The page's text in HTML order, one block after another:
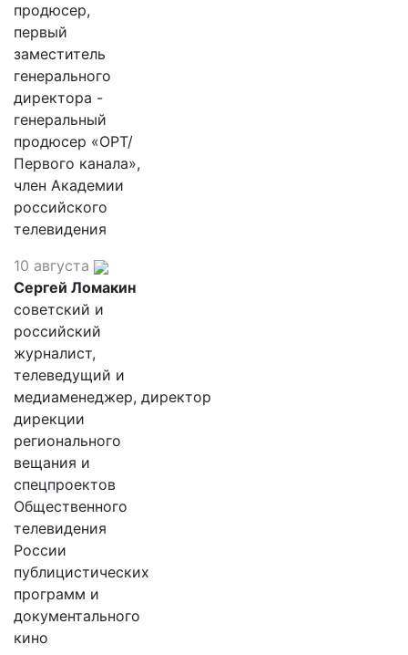
продюсер,
первый
заместитель
генерального
директора -
генеральный
продюсер «ОРТ/
Первого канала»,
член Академии
российского
телевидения
10 августа
Сергей Ломакин
советский и
российский
журналист,
телеведущий и
медиаменеджер, директор
дирекции
регионального
вещания и
спецпроектов
Общественного
телевидения
России
публицистических
программ и
документального
кино